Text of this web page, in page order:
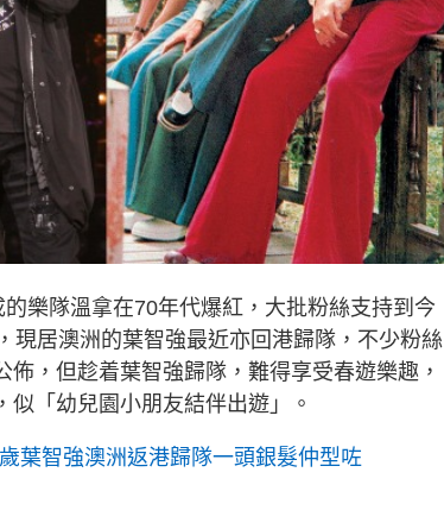
樂隊溫拿在70年代爆紅，大批粉絲支持到今
現居澳洲的葉智強最近亦回港歸隊，不少粉絲
，但趁着葉智強歸隊，難得享受春遊樂趣，
「幼兒園小朋友結伴出遊」。
智強澳洲返港歸隊一頭銀髮仲型咗